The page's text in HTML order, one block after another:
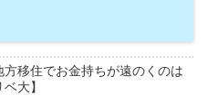
方移住でお金持ちが遠のくのは
大】